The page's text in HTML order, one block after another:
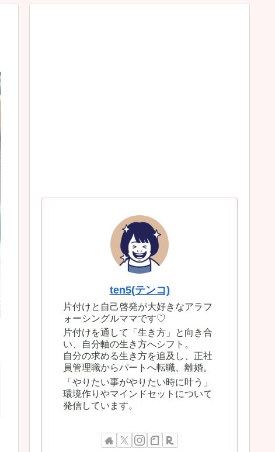
ten5(テンコ)
片付けと自己啓発が大好きなアラフ
ォーシングルママです♡
片付けを通して「生き方」と向き合
い、自分軸の生き方へシフト。
自分の求める生き方を追及し、正社
員管理職からパートへ転職、離婚。
「やりたい事がやりたい時に叶う」
環境作りやマインドセットについて
発信しています。